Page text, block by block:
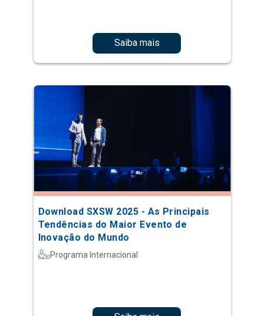
Saiba mais
Download SXSW 2025 - As Principais
Tendências do Maior Evento de
Inovação do Mundo
Programa Internacional